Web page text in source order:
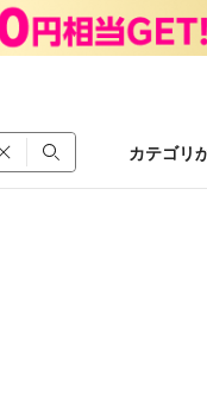
カテゴリ